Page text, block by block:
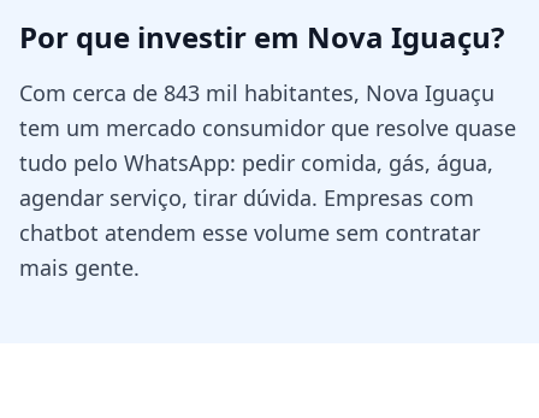
Por que investir em Nova Iguaçu?
Com cerca de 843 mil habitantes, Nova Iguaçu
tem um mercado consumidor que resolve quase
tudo pelo WhatsApp: pedir comida, gás, água,
agendar serviço, tirar dúvida. Empresas com
chatbot atendem esse volume sem contratar
mais gente.